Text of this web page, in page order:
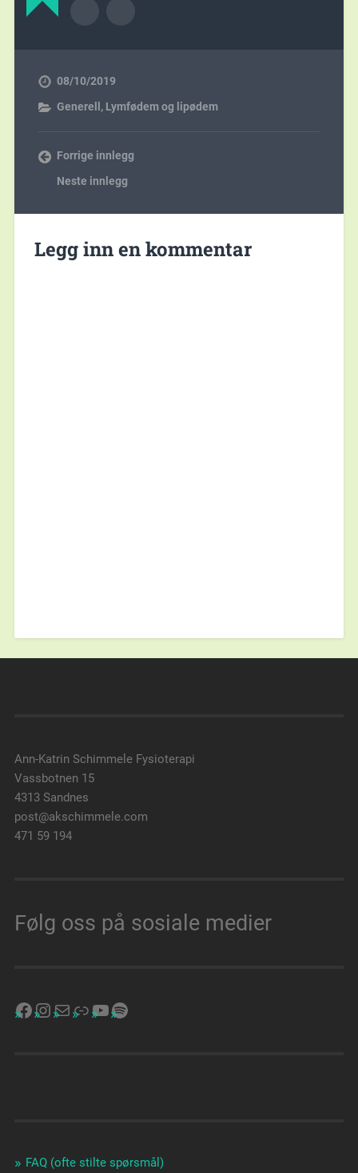
08/10/2019
Generell , Lymfødem og lipødem
Forrige innlegg
Neste innlegg
Legg inn en kommentar
Ann-Katrin Schimmele Fysioterapi
Vassbotnen 15
4313 Sandnes
post@akschimmele.com
471 59 194
Følg oss på sosiale medier
FAQ (ofte stilte spørsmål)